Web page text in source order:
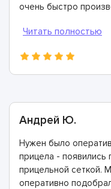
очень быстро
собственном складе.
Андрей Ю.
Нужен было
прицела -
прицельной сеткой.
оперативно